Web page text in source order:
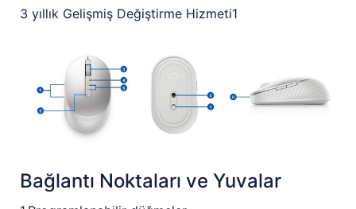
3 yıllık Gelişmiş Değiştirme Hizmeti1
Bağlantı Noktaları ve Yuvalar